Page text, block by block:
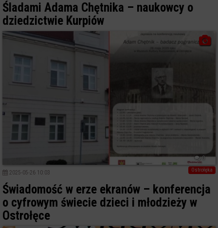
Śladami Adama Chętnika – naukowcy o
dziedzictwie Kurpiów
0
Ostrołęka
2025-05-26 10:03
Świadomość w erze ekranów – konferencja
o cyfrowym świecie dzieci i młodzieży w
Ostrołęce